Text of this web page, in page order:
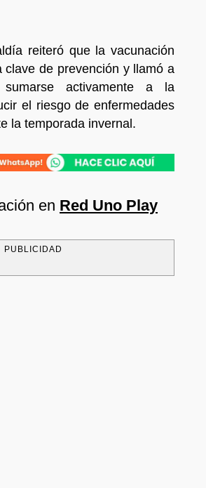
reiteró que la vacunación
clave de prevención y llamó a
activamente a la
el riesgo de enfermedades
la temporada invernal.
en Red Uno Play
PUBLICIDAD